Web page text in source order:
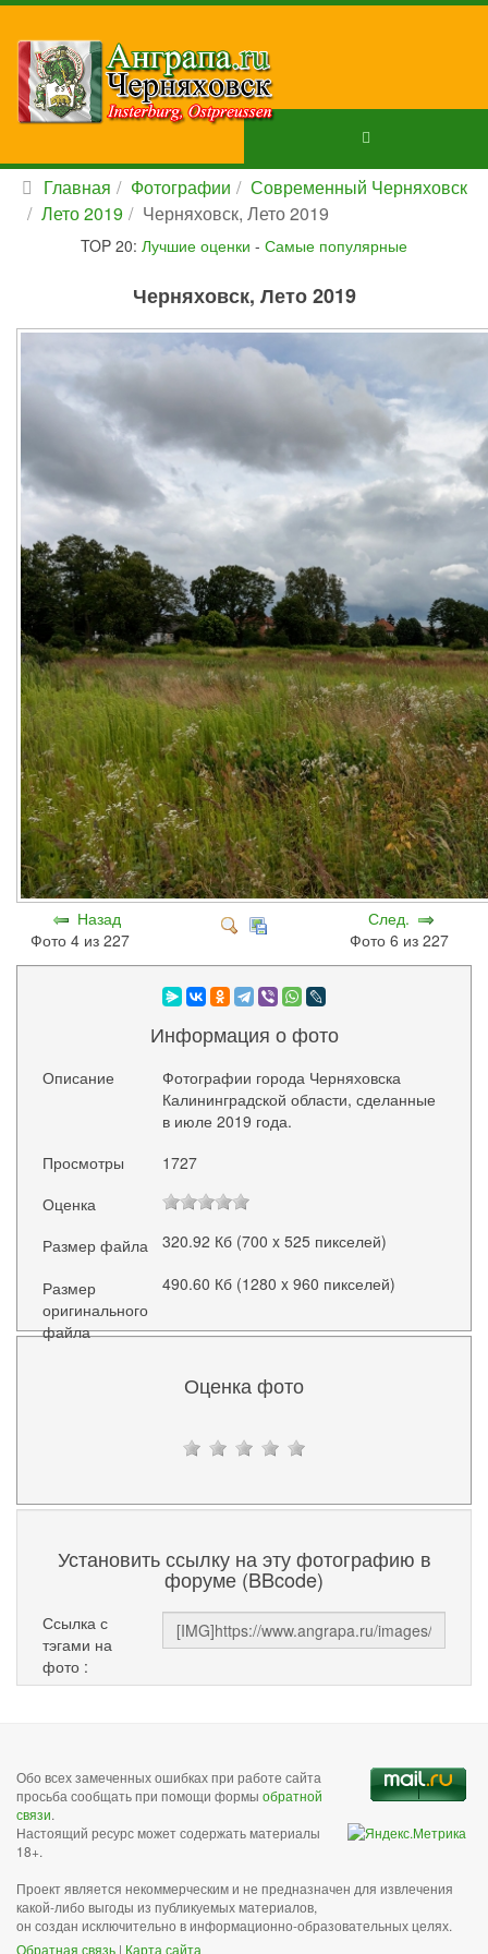
Главная Фотографии
Современный Черняховск
Лето 2019
Черняховск, Лето 2019
TOP 20: Лучшие оценки - Самые популярные
Черняховск, Лето 2019
Назад
Фото 4 из 227
След.
Фото 6 из 227
Информация о фото
Описание
Фотографии города Черняховска
Калининградской области, сделанные
в июле 2019 года.
Просмотры
1727
Оценка
Размер файла
320.92 Кб (700 x 525 пикселей)
Размер
оригинального
файла
490.60 Кб (1280 x 960 пикселей)
Оценка фото
Установить ссылку на эту фотографию в
форуме (BBcode)
Ссылка с
тэгами на
фото :
Обо всех замеченных ошибках при работе сайта
просьба сообщать при помощи формы обратной
связи.
Настоящий ресурс может содержать материалы
18+.
Проект является некоммерческим и не предназначен для извлечения
какой-либо выгоды из публикуемых материалов,
он создан исключительно в информационно-образовательных целях.
Обратная связь | Карта сайта